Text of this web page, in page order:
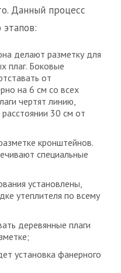
Данный процесс
делают разметку для
плаг. Боковые
от
на 6 см со всех
чертят линию,
расстоянии 30 см от
кронштейнов.
специальные
установлены,
утеплителя по всему
деревянные плаги
установка фанерного